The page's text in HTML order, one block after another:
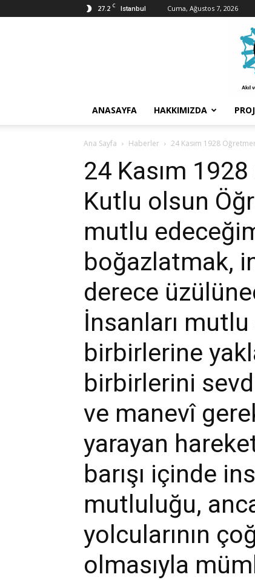
27.2 C Istanbul Cuma, Ağustos 7, 2026
ANASAYFA HAKKIMIZDA
Ana Sayfa Haberler 24 Kasım 1928
24 Kasım
Kutlu olsun
mutlu
boğazlatmak,
derece
İnsanları
birbirlerine
birbirlerini
ve manevî
yarayan
barışı içinde
mutluluğu,
yolcularının
olmasıyla